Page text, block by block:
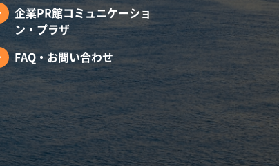
企業PR館コミュニケーショ
ン・プラザ
FAQ・お問い合わせ